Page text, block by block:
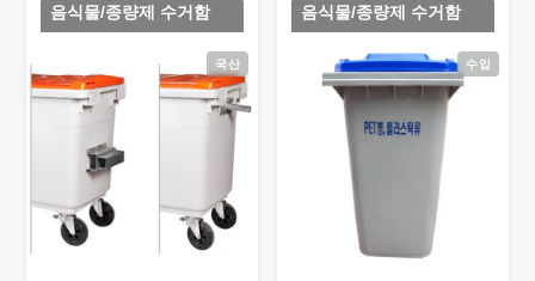
음식물/종량제 수거함
국산
음식물/종량제 수거함
수입